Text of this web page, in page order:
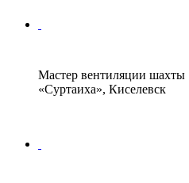
Мастер вентиляции шахты
«Суртаиха», Киселевск